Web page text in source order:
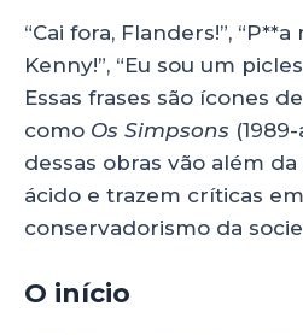
ts
A
p
p
e
b
o
o
k
e
dI
n
re
“Cai fora, Flanders!”,
Kenny!”, “Eu sou um
Essas frases são ícones
como Os Simpsons
dessas obras vão além
ácido e trazem críticas
conservadorismo da
O início